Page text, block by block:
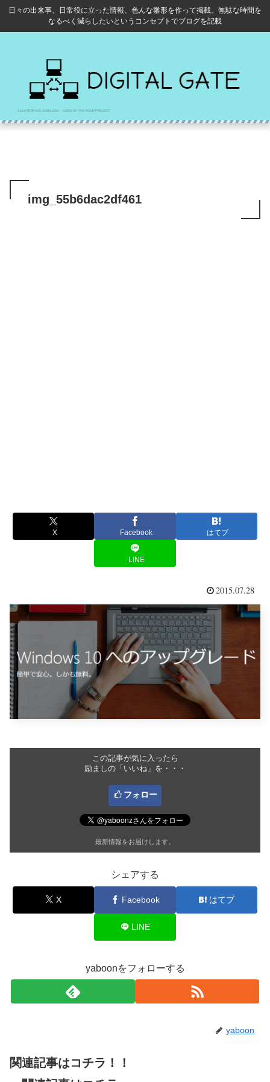
日々の出来事、日常役に立った情報、色んな雛形を作って掲載。無駄な時間を
なるべく減らしたいというコンセプトでブログを記載
img_55b6dac2df461
X Facebook はてブ
LINE
2015.07.28
この記事が気に入ったら
励ましの「いいね」を・・・
フォロー
最新情報をお届けします。
シェアする
X Facebook はてブ
LINE
yaboonをフォローする
yaboon
関連記事はコチラ！！